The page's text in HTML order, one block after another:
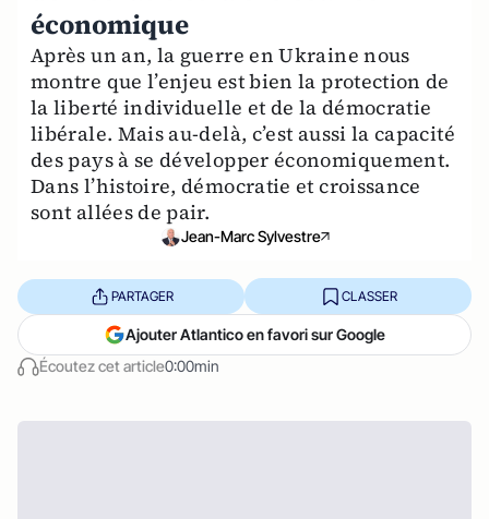
économique
Après un an, la guerre en Ukraine nous
montre que l’enjeu est bien la protection de
la liberté individuelle et de la démocratie
libérale. Mais au-delà, c’est aussi la capacité
des pays à se développer économiquement.
Dans l’histoire, démocratie et croissance
sont allées de pair.
Jean-Marc Sylvestre
Écoutez cet article0:00min
PARTAGER CLASSER
Ajouter Atlantico en favori sur Google